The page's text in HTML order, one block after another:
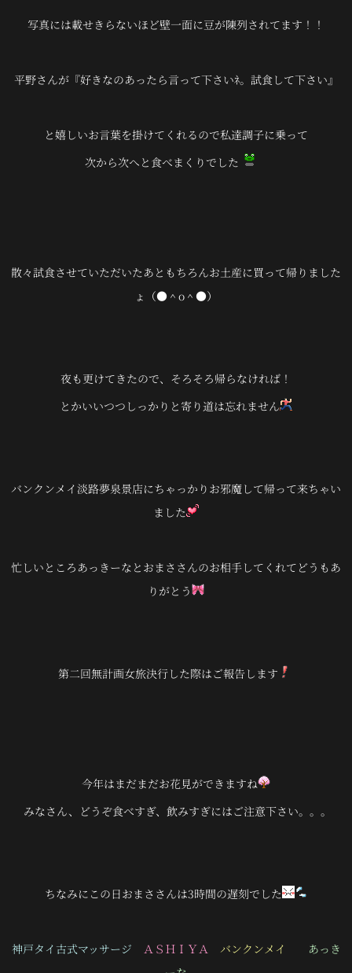
写真には載せきらないほど壁一面に豆が陳列されてます！！
平野さんが『好きなのあったら言って下さいﾈ。試食して下さい』
と嬉しいお言葉を掛けてくれるので私達調子に乗って
次から次へと食べまくりでした
散々試食させていただいたあともちろんお土産に買って帰りました
ょ（●＾o＾●）
夜も更けてきたので、そろそろ帰らなければ！
とかいいつつしっかりと寄り道は忘れません
バンクンメイ淡路夢泉景店にちゃっかりお邪魔して帰って来ちゃい
ました
忙しいところあっきーなとおまささんのお相手してくれてどうもあ
りがとう
第二回無計画女旅決行した際はご報告します
今年はまだまだお花見ができますね
みなさん、どうぞ食べすぎ、飲みすぎにはご注意下さい。。。
ちなみにこの日おまささんは3時間の遅刻でした
神戸タイ古式マッサージ ＡＳＨＩＹＡ バンクンメイ
あっき